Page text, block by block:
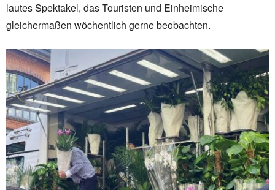
lautes Spektakel, das Touristen und Einheimische
gleichermaßen wöchentlich gerne beobachten.